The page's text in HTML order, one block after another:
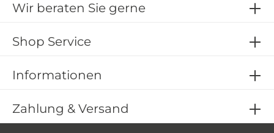
Wir beraten Sie gerne
Shop Service
Informationen
Zahlung & Versand